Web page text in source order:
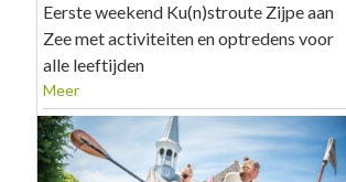
Eerste weekend Ku(n)stroute Zijpe aan
Zee met activiteiten en optredens voor
alle leeftijden
Meer